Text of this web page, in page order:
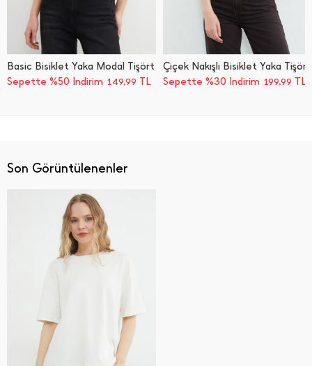
Basic Bisiklet Yaka Modal Tişört
Sepette %50 İndirim 149,99 TL
Çiçek Nakışlı Bisiklet Yaka Tişört
Sepette %30 İndirim 199,99 TL
Son Görüntülenenler